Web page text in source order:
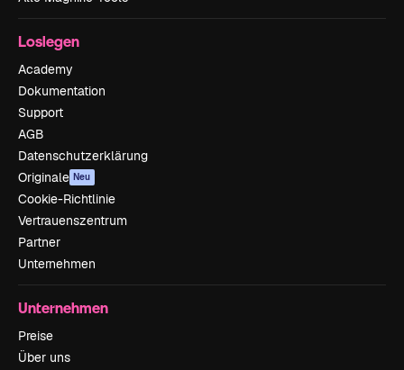
Loslegen
Academy
Dokumentation
Support
AGB
Datenschutzerklärung
Originale Neu
Cookie-Richtlinie
Vertrauenszentrum
Partner
Unternehmen
Unternehmen
Preise
Über uns